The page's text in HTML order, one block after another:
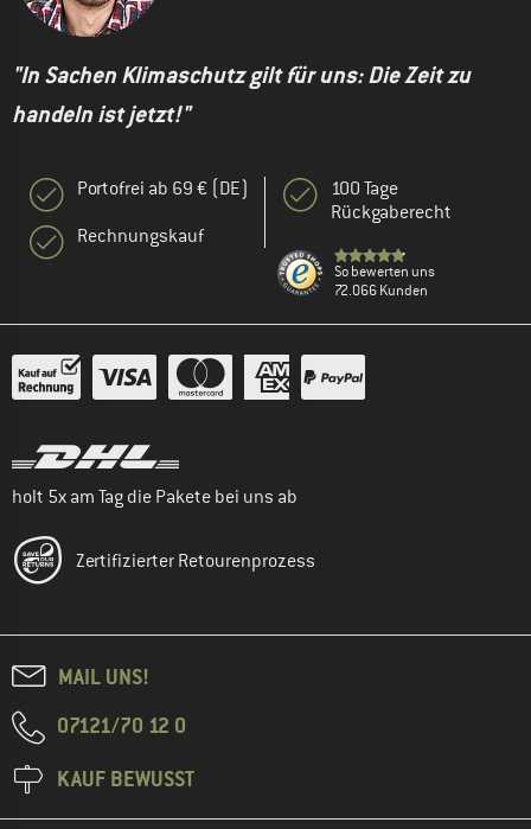
"In Sachen Klimaschutz gilt für uns: Die Zeit zu
handeln ist jetzt!"
Portofrei ab 69 € (DE)
Rechnungskauf
100 Tage
Rückgaberecht
So bewerten uns
72.066 Kunden
holt 5x am Tag die Pakete bei uns ab
Zertifizierter Retourenprozess
MAIL UNS!
07121/70 12 0
KAUF BEWUSST